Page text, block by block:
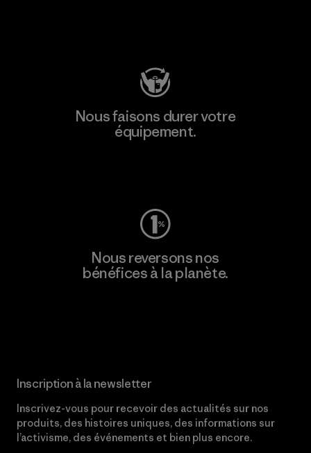
Nous faisons durer votre
équipement.
Nous reversons nos
bénéfices à la planète.
Inscription à la newsletter
Inscrivez-vous pour recevoir des actualités sur nos
produits, des histoires uniques, des informations sur
l’activisme, des événements et bien plus encore.